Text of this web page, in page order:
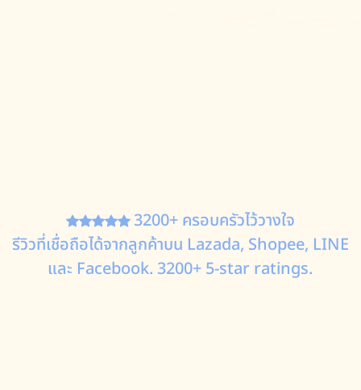
3200+ ครอบครัวไว้วางใจ
รีวิวที่เชื่อถือได้จากลูกค้าบน Lazada, Shopee, LINE
และ Facebook. 3200+ 5-star ratings.